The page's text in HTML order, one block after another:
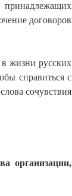
договоров
в жизни русских
справиться с
сочувствия
организации,